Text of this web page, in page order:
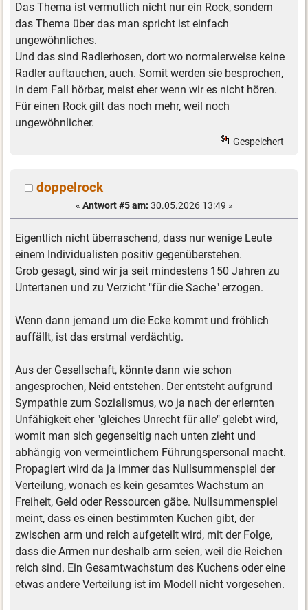
Das Thema ist vermutlich nicht nur ein Rock, sondern
das Thema über das man spricht ist einfach
ungewöhnliches.
Und das sind Radlerhosen, dort wo normalerweise keine
Radler auftauchen, auch. Somit werden sie besprochen,
in dem Fall hörbar, meist eher wenn wir es nicht hören.
Für einen Rock gilt das noch mehr, weil noch
ungewöhnlicher.
Gespeichert
doppelrock
« Antwort #5 am: 30.05.2026 13:49 »
Eigentlich nicht überraschend, dass nur wenige Leute
einem Individualisten positiv gegenüberstehen.
Grob gesagt, sind wir ja seit mindestens 150 Jahren zu
Untertanen und zu Verzicht "für die Sache" erzogen.
Wenn dann jemand um die Ecke kommt und fröhlich
auffällt, ist das erstmal verdächtig.
Aus der Gesellschaft, könnte dann wie schon
angesprochen, Neid entstehen. Der entsteht aufgrund
Sympathie zum Sozialismus, wo ja nach der erlernten
Unfähigkeit eher "gleiches Unrecht für alle" gelebt wird,
womit man sich gegenseitig nach unten zieht und
abhängig von vermeintlichem Führungspersonal macht.
Propagiert wird da ja immer das Nullsummenspiel der
Verteilung, wonach es kein gesamtes Wachstum an
Freiheit, Geld oder Ressourcen gäbe. Nullsummenspiel
meint, dass es einen bestimmten Kuchen gibt, der
zwischen arm und reich aufgeteilt wird, mit der Folge,
dass die Armen nur deshalb arm seien, weil die Reichen
reich sind. Ein Gesamtwachstum des Kuchens oder eine
etwas andere Verteilung ist im Modell nicht vorgesehen.